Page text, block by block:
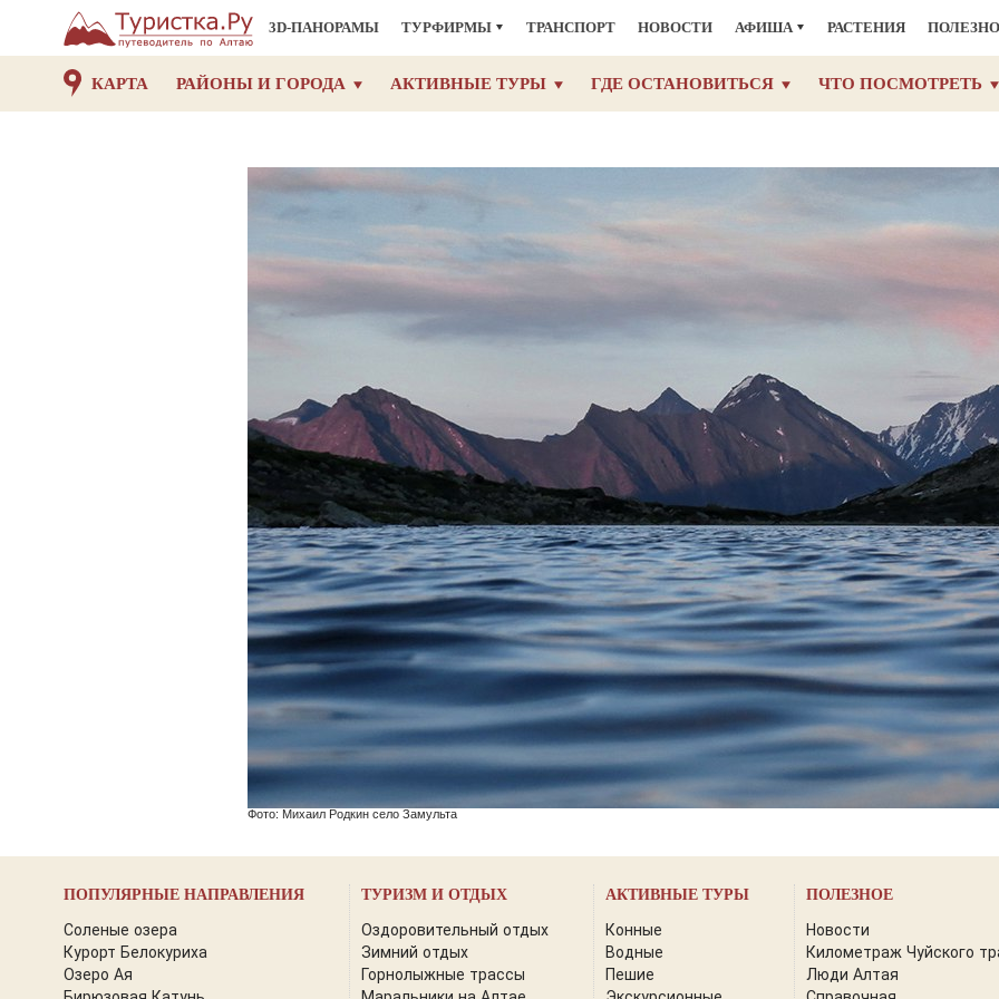
3D-ПАНОРАМЫ ТУРФИРМЫ ТРАНСПОРТ НОВОСТИ АФИША РАСТЕНИЯ
КАРТА РАЙОНЫ И ГОРОДА АКТИВНЫЕ ТУРЫ ГДЕ ОСТАНОВИТЬСЯ ЧТО ПОСМОТРЕТЬ
Фото: Михаил Родкин село Замульта
ПОПУЛЯРНЫЕ НАПРАВЛЕНИЯ
Соленые озера
Курорт Белокуриха
Озеро Ая
ТУРИЗМ И ОТДЫХ
Оздоровительный отдых
Зимний отдых
Горнолыжные трассы
АКТИВНЫЕ ТУРЫ
Конные
Водные
Пешие
ПОЛЕЗНОЕ
Новости
Километраж Чуйского
Люди Алтая